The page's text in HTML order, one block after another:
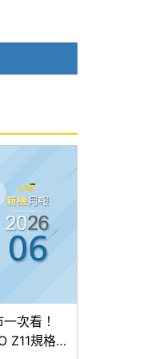
次看！
Z11規格及